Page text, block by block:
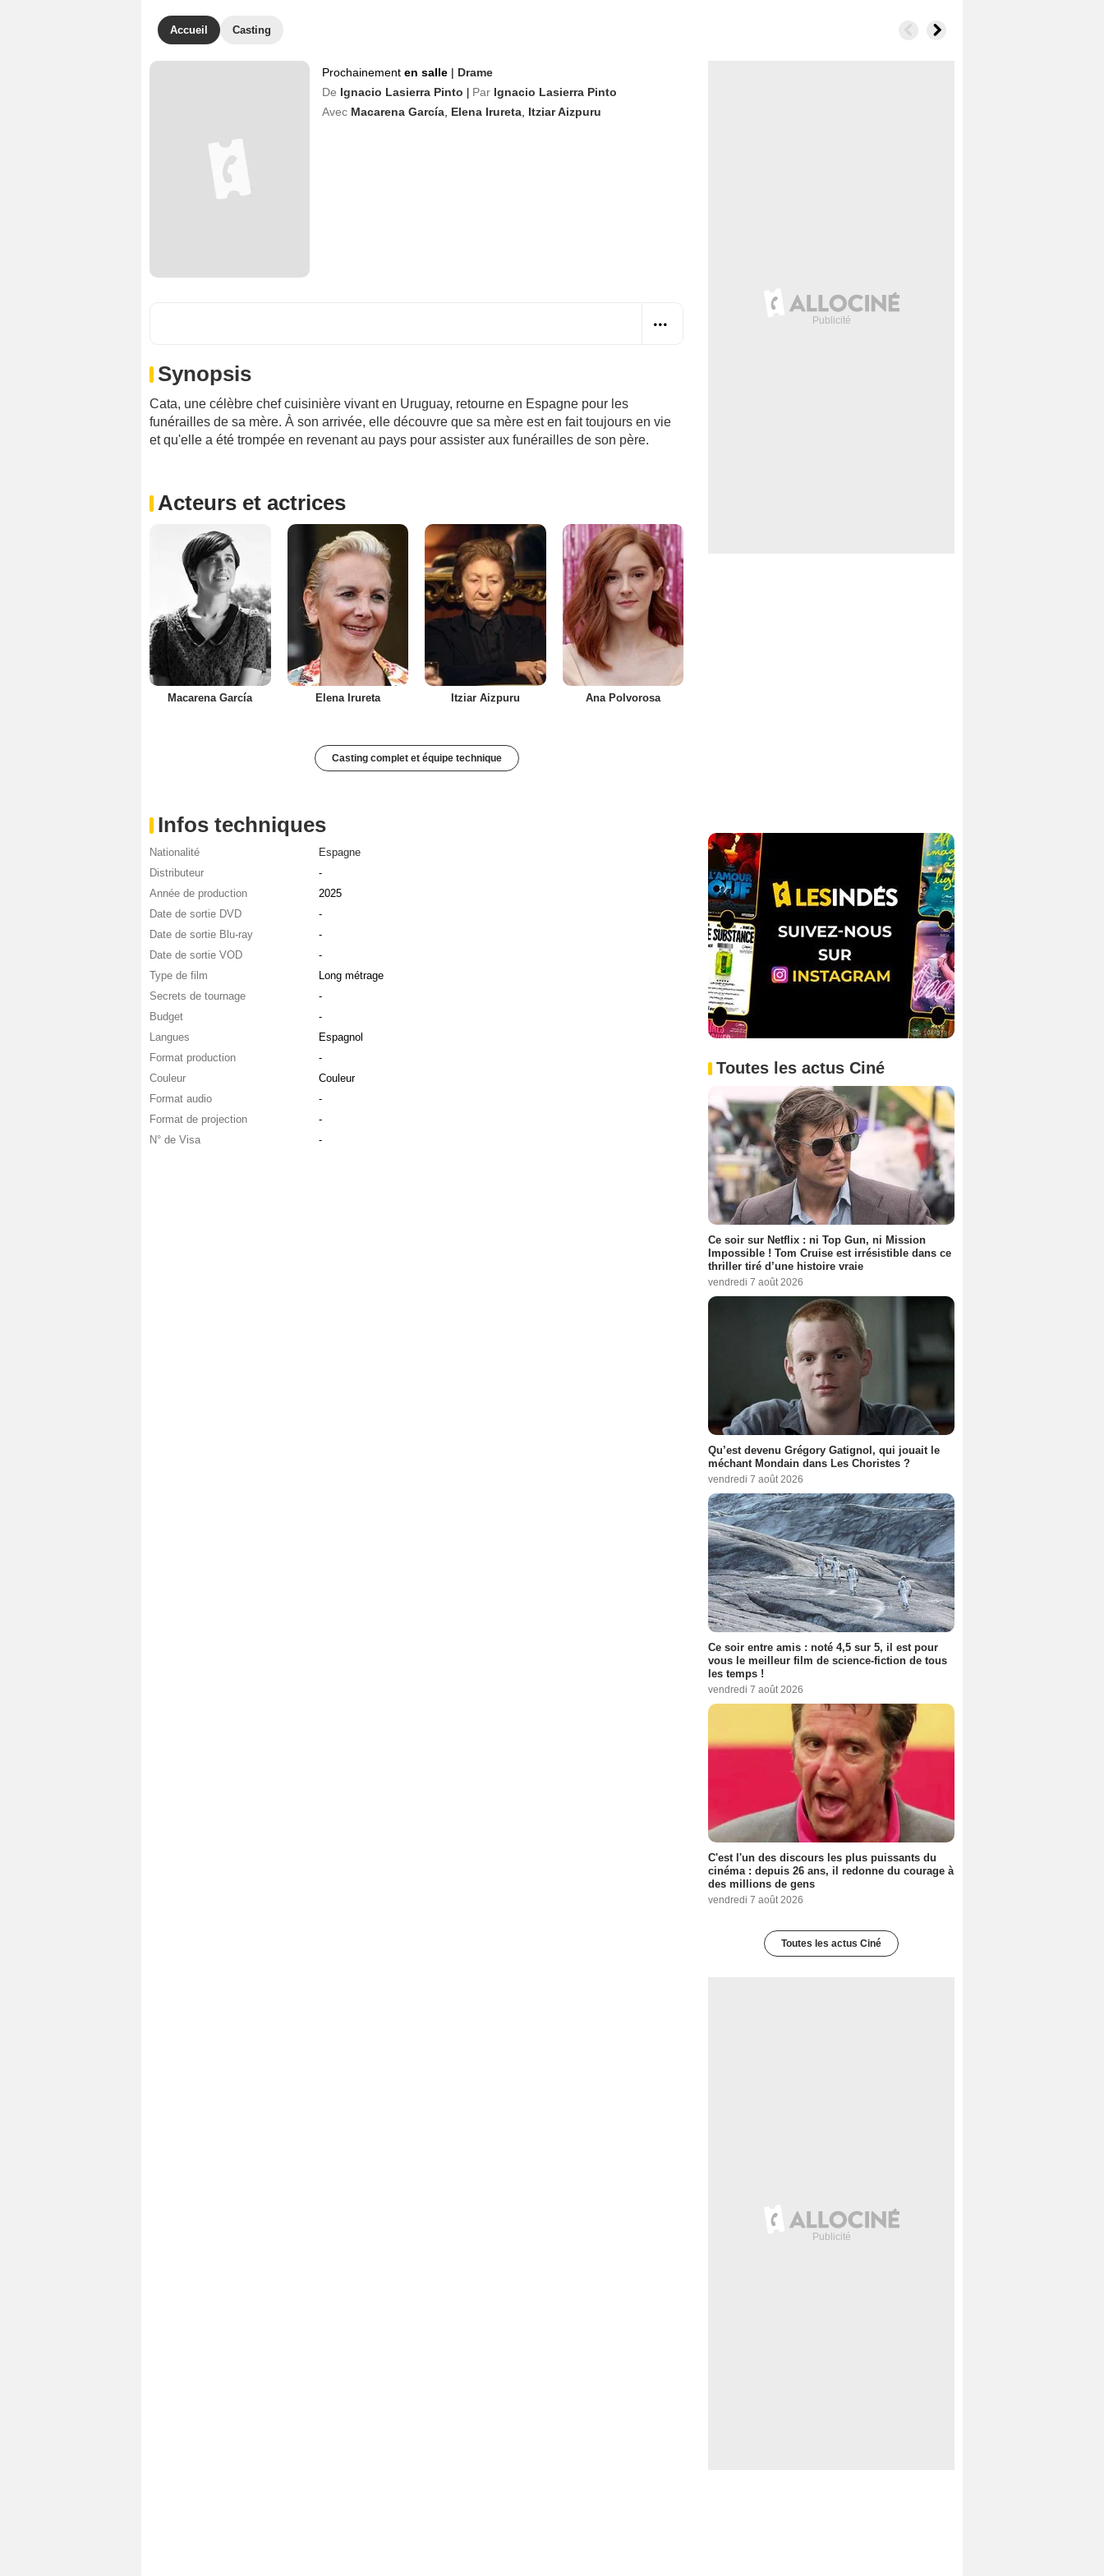
Accueil Casting
Prochainement en salle | Drame
De Ignacio Lasierra Pinto Par Ignacio Lasierra Pinto
Avec Macarena García Elena Irureta Itziar Aizpuru
Synopsis
Cata, une célèbre chef cuisinière vivant en Uruguay, retourne en Espagne pour les
funérailles de sa mère. À son arrivée, elle découvre que sa mère est en fait toujours en vie
et qu'elle a été trompée en revenant au pays pour assister aux funérailles de son père.
Acteurs et actrices
Macarena García Elena Irureta Itziar Aizpuru Ana Polvorosa
Casting complet et équipe technique
Infos techniques
Nationalité
Espagne
Distributeur
-
Année de production
2025
Date de sortie DVD
-
Date de sortie Blu-ray
-
Date de sortie VOD
-
Type de film
Long métrage
Secrets de tournage
-
Budget
-
Langues
Espagnol
Format production
-
Couleur
Couleur
Format audio
-
Format de projection
-
N° de Visa
-
Toutes les actus Ciné
Ce soir sur Netflix : ni Top Gun, ni Mission
Impossible ! Tom Cruise est irrésistible dans ce
thriller tiré d’une histoire vraie
vendredi 7 août 2026
Qu’est devenu Grégory Gatignol, qui jouait le
méchant Mondain dans Les Choristes ?
vendredi 7 août 2026
Ce soir entre amis : noté 4,5 sur 5, il est pour
vous le meilleur film de science-fiction de tous
les temps !
vendredi 7 août 2026
C'est l'un des discours les plus puissants du
cinéma : depuis 26 ans, il redonne du courage à
des millions de gens
vendredi 7 août 2026
Toutes les actus Ciné